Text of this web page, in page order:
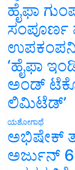
ಹೈಫಾ
ಸಂಪೂರ್ಣ
‘ಹೈಫಾ
ಅಂಡ್
ಲಿಮಿಟೆಡ್’
ಯಶೋಗಾಥೆ
ಅಭಿಷೇಕ್
ಅರ್ಜುನ್